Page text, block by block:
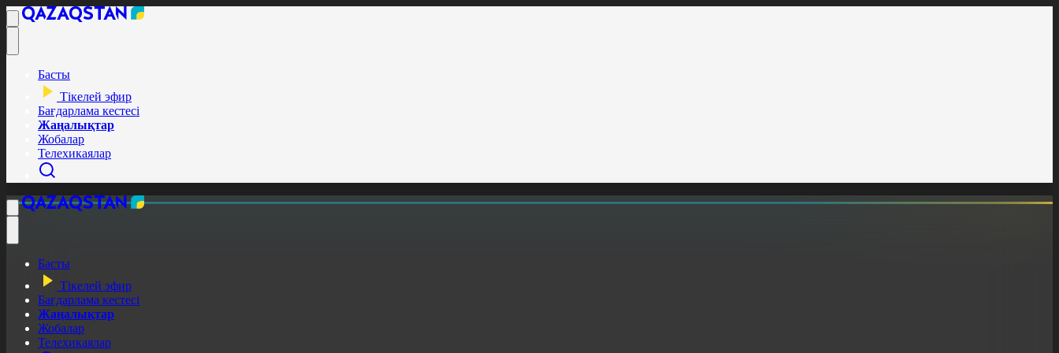
Басты
Тікелей эфир
Бағдарлама кестесі
Жаңалықтар
Жобалар
Телехикаялар
Басты
Тікелей эфир
Бағдарлама кестесі
Жаңалықтар
Жобалар
Телехикаялар